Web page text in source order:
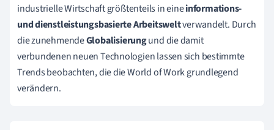
industrielle Wirtschaft größtenteils in eineinformations-
und dienstleistungsbasierte Arbeitsweltverwandelt. Durch
die zunehmendeGlobalisierungund die damit
verbundenen neuen Technologien lassen sich bestimmte
Trends beobachten, die die World of Work grundlegend
verändern.